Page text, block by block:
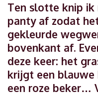
Ten slotte knip ik
panty af zodat
gekleurde
bovenkant af.
deze keer: het
krijgt een
een roze beker…